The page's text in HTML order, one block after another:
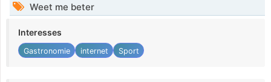
Weet me beter
Interesses
Gastronomie internet Sport